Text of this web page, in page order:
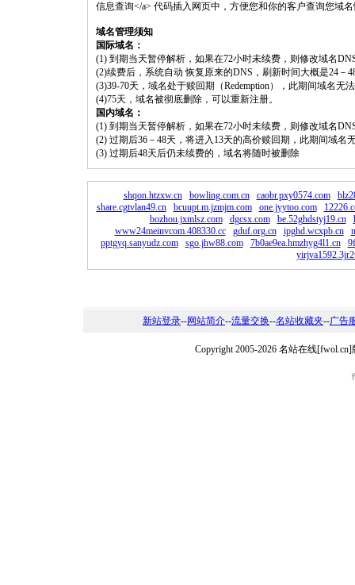
信息查询</a> 代码插入网页中，方便您和你的客户查询您域
域名管理须知
国际域名：
(1) 到期当天暂停解析，如果在72小时未续费，则修改域名
(2)续费后，系统自动 恢复原来的DNS，刷新时间大概是24－
(3)39-70天，域名处于赎回期（Redemption），此期间域名无
(4)75天，域名被彻底删除，可以重新注册。
国内域名：
(1) 到期当天暂停解析，如果在72小时未续费，则修改域名
(2) 过期后36－48天，将进入13天的高价赎回期，此期间域名
(3) 过期后48天后仍未续费的，域名将随时被删除
shqon.htzxw.cn bowling.com.cn caobr.pxy0574.com
share.cgtvlan49.cn
bcuupt.m.jzmjm.com one.jyytoo.com
bozhou.jxmlsz.com
dgcsx.com be.52ghdstyj19.cn
www24meinvcom.408330.cc
gduf.org.cn ipghd.wcxpb.cn
pptgyq.sanyudz.com
sgo.jhw88.com 7b0ae9ea.hmzhyg4l1.cn
新站登录--网站简介--流量交换--名站收藏夹--广告
Copyright 2005-2026 名站在线